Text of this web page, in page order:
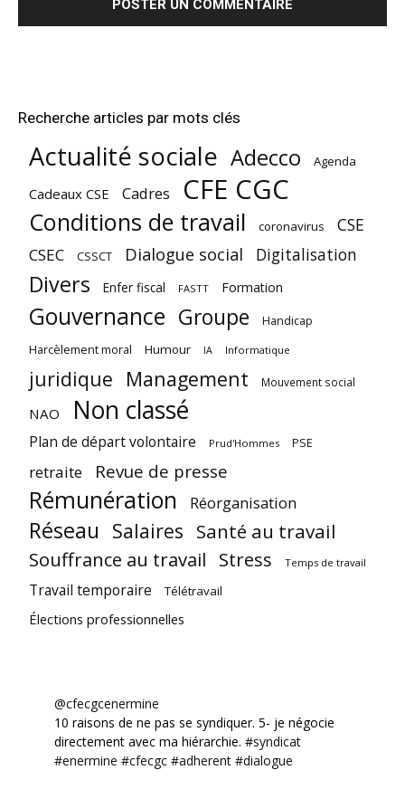
Recherche articles par mots clés
Actualité sociale Adecco Agenda
Cadeaux CSE Cadres CFE CGC
Conditions de travail coronavirus CSE
CSEC CSSCT Dialogue social Digitalisation
Divers Enfer fiscal FASTT Formation
Gouvernance Groupe Handicap
Harcèlement moral Humour IA Informatique
juridique Management Mouvement social
NAO Non classé
Plan de départ volontaire Prud'Hommes PSE
retraite Revue de presse
Rémunération Réorganisation
Réseau Salaires Santé au travail
Souffrance au travail Stress Temps de travail
Travail temporaire Télétravail
Élections professionnelles
@cfecgcenermine
10 raisons de ne pas se syndiquer. 5- je négocie
directement avec ma hiérarchie. #syndicat
#enermine #cfecgc #adherent #dialogue